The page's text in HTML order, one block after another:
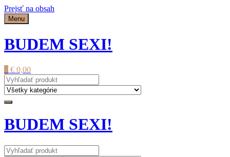
Prejsť na obsah
Menu
BUDEM SEXI!
€ 0,00
BUDEM SEXI!